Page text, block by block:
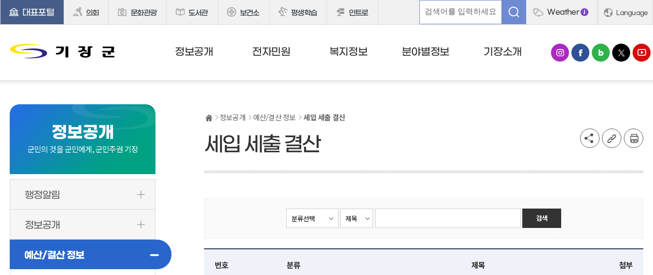
대표포털 의회 문화관광 도서관 보건소 평생학습 인트로 Weather Language
정보공개 전자민원 복지정보 분야별정보 기장소개
정보공개
군민의 것을 군민에게, 군민주권 기장
행정알림
정보공개
예산/결산 정보
정보공개 예산/결산 정보 세입 세출 결산
세입 세출 결산
번호 분류 제목 첨부